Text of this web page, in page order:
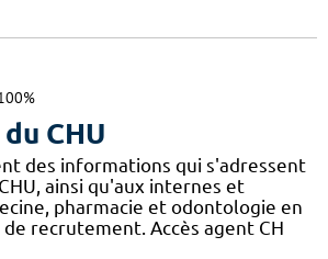
CHU
des informations qui s'adressent
ainsi qu'aux internes et
pharmacie et odontologie en
recrutement. Accès agent CH